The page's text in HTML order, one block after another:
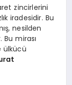
zincirlerini
iradesidir. Bu
nesilden
Bu mirası
ülkücü